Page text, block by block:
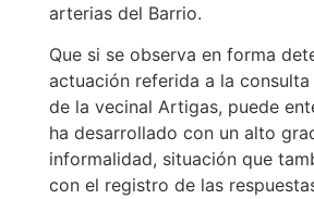
arterias del Barrio.
Que si se observa en forma
actuación referida a la
de la vecinal Artigas, puede
ha desarrollado con un alto
informalidad, situación que
con el registro de las